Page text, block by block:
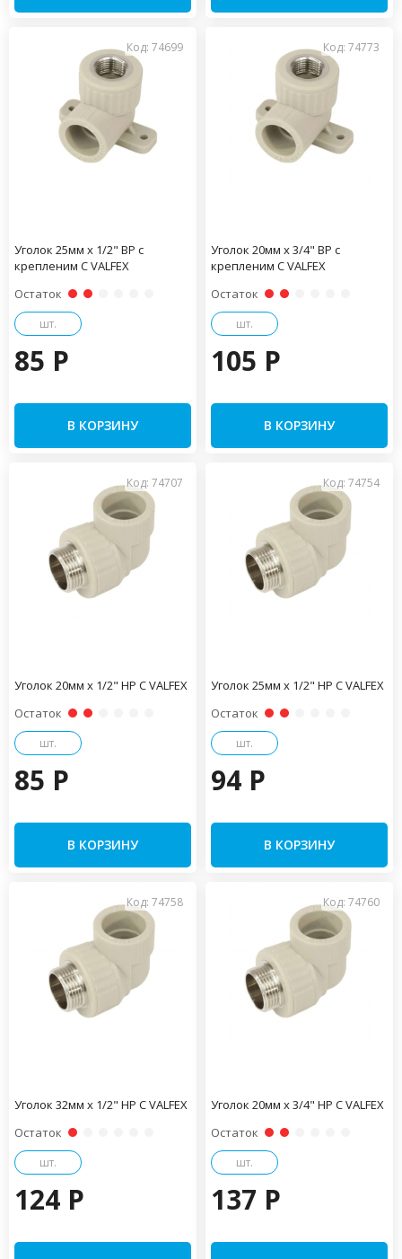
Код: 74699
Уголок 25мм x 1/2" ВР с
крепленим С VALFEX
Остаток
шт.
85 P
В КОРЗИНУ
Код: 74773
Уголок 20мм x 3/4" ВР с
крепленим С VALFEX
Остаток
шт.
105 P
В КОРЗИНУ
Код: 74707
Уголок 20мм x 1/2" НР С VALFEX
Остаток
шт.
85 P
В КОРЗИНУ
Код: 74754
Уголок 25мм x 1/2" НР С VALFEX
Остаток
шт.
94 P
В КОРЗИНУ
Код: 74758
Уголок 32мм x 1/2" НР С VALFEX
Остаток
шт.
124 P
Код: 74760
Уголок 20мм x 3/4" НР С VALFEX
Остаток
шт.
137 P